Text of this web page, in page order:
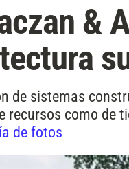
&
de sistemas
recursos como de
de fotos